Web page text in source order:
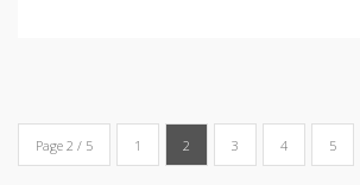
Page 2 / 5 1 2 3 4 5